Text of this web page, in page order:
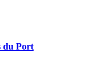
du Port